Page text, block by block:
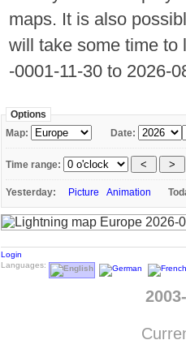
maps. It is also
will take some time to
-0001-11-30 to 2026-
Options
Map:
Date:
Time range:
Yesterday: Picture Animation
Login
Languages: